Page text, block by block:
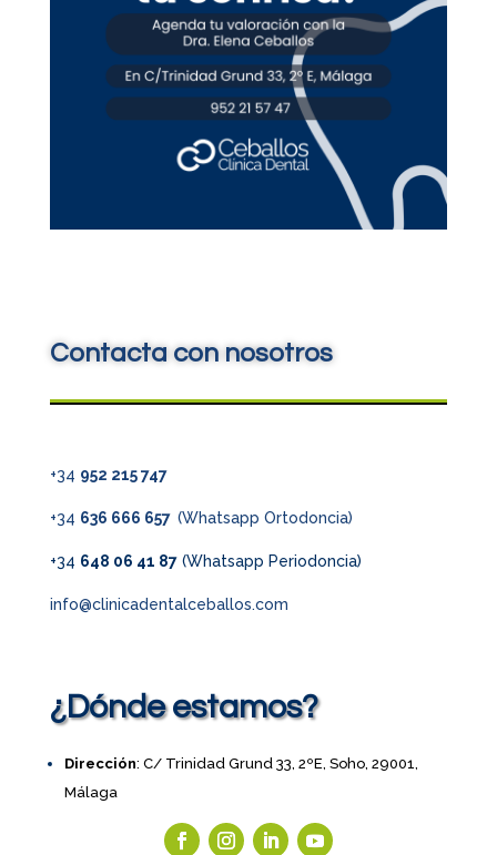
Contacta con nosotros
+34 952 215 747
+34 636 666 657 (Whatsapp Ortodoncia)
+34 648 06 41 87(Whatsapp Periodoncia)
info@clinicadentalceballos.com
¿Dónde estamos?
Dirección: C/ Trinidad Grund 33, 2ºE, Soho, 29001,
Málaga